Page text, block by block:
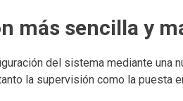
más sencilla y
del sistema mediante una
la supervisión como la puesta